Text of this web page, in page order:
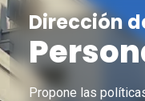
Dirección
Propone las